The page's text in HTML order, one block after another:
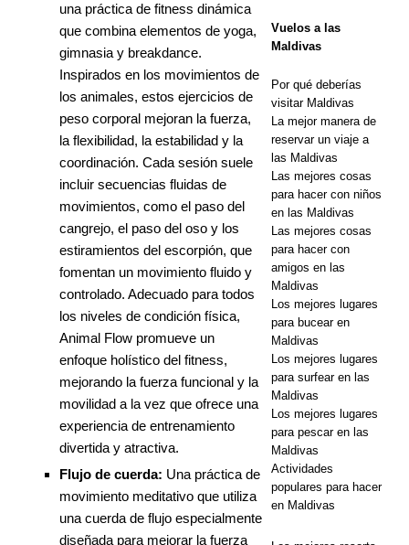
noviembre
de 2025 ]
Cinnamon
Resorts
lanza la
mayor venta
del Black
Friday con
de
descuento y
traslados
OFERTAS
ESPECIALE
una práctica de fitness dinámica
que combina elementos de yoga,
gimnasia y breakdance.
Inspirados en los movimientos de
los animales, estos ejercicios de
peso corporal mejoran la fuerza,
la flexibilidad, la estabilidad y la
coordinación. Cada sesión suele
incluir secuencias fluidas de
movimientos, como el paso del
cangrejo, el paso del oso y los
estiramientos del escorpión, que
fomentan un movimiento fluido y
controlado. Adecuado para todos
los niveles de condición física,
Animal Flow promueve un
enfoque holístico del fitness,
mejorando la fuerza funcional y la
movilidad a la vez que ofrece una
experiencia de entrenamiento
divertida y atractiva.
Flujo de cuerda: Una práctica de
movimiento meditativo que utiliza
una cuerda de flujo especialmente
diseñada para mejorar la fuerza
Vuelos a las
Maldivas
Por qué deberías
visitar Maldivas
La mejor manera de
reservar un viaje a
las Maldivas
Las mejores cosas
para hacer con niños
en las Maldivas
Las mejores cosas
para hacer con
amigos en las
Maldivas
Los mejores lugares
para bucear en
Maldivas
Los mejores lugares
para surfear en las
Maldivas
Los mejores lugares
para pescar en las
Maldivas
Actividades
populares para hacer
en Maldivas